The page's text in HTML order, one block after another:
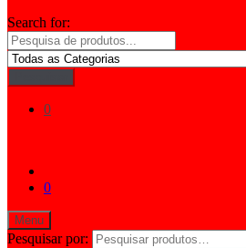
Search for:
0
0
Menu
Pesquisar por: